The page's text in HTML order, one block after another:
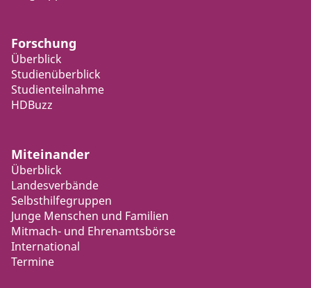
Forschung
Überblick
Studienüberblick
Studienteilnahme
HDBuzz
Miteinander
Überblick
Landesverbände
Selbsthilfegruppen
Junge Menschen und Familien
Mitmach- und Ehrenamtsbörse
International
Termine